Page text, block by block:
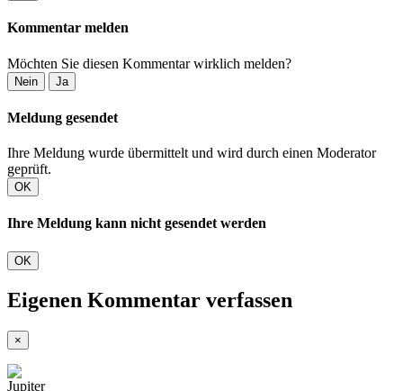
Kommentar melden
Möchten Sie diesen Kommentar wirklich melden?
Nein Ja
Meldung gesendet
Ihre Meldung wurde übermittelt und wird durch einen Moderator
geprüft.
OK
Ihre Meldung kann nicht gesendet werden
OK
Eigenen Kommentar verfassen
×